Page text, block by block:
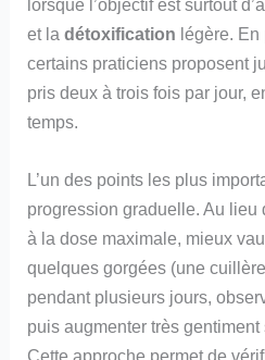
lorsque l’objectif est surtout
et ladétoxification légère. En
certains praticiens proposent
pris deux à trois fois par jour,
temps.
L’un des points les plus
progression graduelle. Au lieu
à la dose maximale, mieux
quelques gorgées (une
pendant plusieurs jours,
puis augmenter très
Cette approche permet de